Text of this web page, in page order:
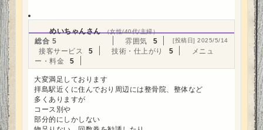
めいちゃんさん （女性/40代/主婦）
[投稿日] 2025/5/14
総合 5 雰囲気
5
接客サービス
5 技術・仕上がり 5
メニュ
ー・料金
5
大変満足しております
拝島駅近くに住んでおり周辺には整骨院、整体など
多くありますが
コース別や
部分的にしかしない